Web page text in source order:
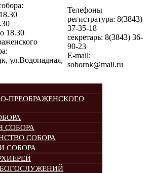
18.30
ул.Водопадная,
Телефоны
регистратура: 8(3843)
37-35-18
секретарь: 8(3843) 36-
90-23
E-mail:
sobornk@mail.ru
ПРЕОБРАЖЕНСКОГО
СОБОРА
СОБОРА
СОБОРА